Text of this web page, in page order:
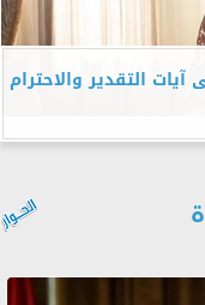
التقدير والاحترام